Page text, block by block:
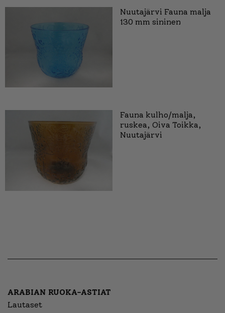
Nuutajärvi Fauna malja
130 mm sininen
Fauna kulho/malja,
ruskea, Oiva Toikka,
Nuutajärvi
ARABIAN RUOKA-ASTIAT
Lautaset